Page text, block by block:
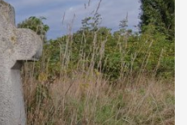
здалеку здивували кам’яні
селах. Православні, із […]